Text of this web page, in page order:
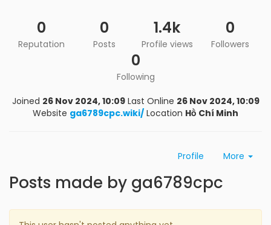
0
Reputation
0
Posts
1.4k
Profile views
0
Followers
0
Following
Joined 26 Nov 2024, 10:09 Last Online 26 Nov 2024, 10:09
Website ga6789cpc.wiki/ Location Hồ Chí Minh
Profile More
Posts made by ga6789cpc